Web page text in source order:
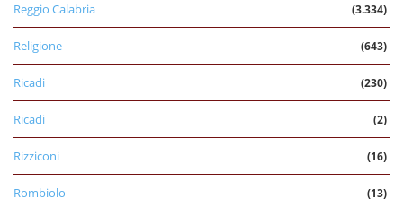
Reggio Calabria (3.334)
Religione (643)
Ricadi (230)
Ricadi (2)
Rizziconi (16)
Rombiolo (13)